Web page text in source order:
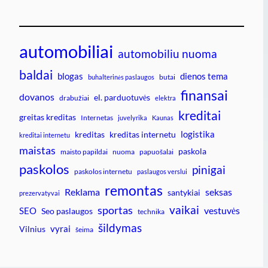
automobiliai automobiliu nuoma
baldai blogas buhalterinės paslaugos butai dienos tema
dovanos drabužiai el. parduotuvės elektra finansai
greitas kreditas Internetas juvelyrika Kaunas kreditai
kreditai internetu kreditas kreditas internetu logistika
maistas maisto papildai nuoma papuošalai paskola
paskolos paskolos internetu paslaugos verslui pinigai
prezervatyvai Reklama remontas santykiai seksas
SEO Seo paslaugos sportas technika vaikai vestuvės
Vilnius vyrai šeima šildymas